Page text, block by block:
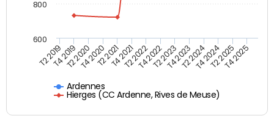
Ardennes
Hierges (CC Ardenne, Rives de Meuse)
T2 2019T4 2019T2 2020T4 2020T2 2021T4 2021T2 2022T4 2022T2 2023T4 2023T2 2024T4 2024T2 2025T4 2025
600
800